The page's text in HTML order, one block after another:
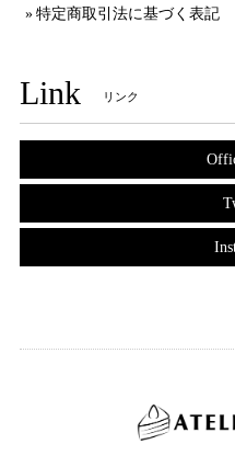
特定商取引法に基づく表記
Link リンク